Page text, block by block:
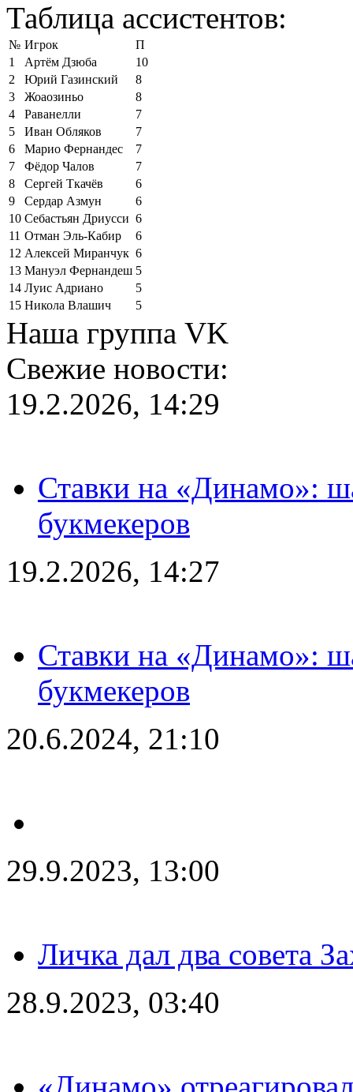
Таблица ассистентов:
№ Игрок
П
1
Артём Дзюба
10
2
Юрий Газинский
8
3
Жоаозиньо
8
4
Раванелли
7
5
Иван Обляков
7
6
Марио Фернандес
7
7
Фёдор Чалов
7
8
Сергей Ткачёв
6
9
Сердар Азмун
6
10 Себастьян Дриусси 6
11 Отман Эль-Кабир
6
12 Алексей Миранчук 6
13 Мануэл Фернандеш 5
14 Луис Адриано
5
15 Никола Влашич 5
Наша группа VK
Свежие новости:
19.2.2026, 14:29
Ставки на «Динамо»:
букмекеров
19.2.2026, 14:27
Ставки на «Динамо»:
букмекеров
20.6.2024, 21:10
29.9.2023, 13:00
Личка дал два совета
28.9.2023, 03:40